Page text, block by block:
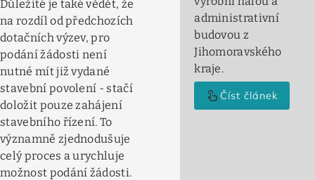
Důležité je také vědět, že
na rozdíl od předchozích
dotačních výzev, pro
podání žádosti není
nutné mít již vydané
stavební povolení - stačí
doložit pouze zahájení
stavebního řízení. To
významně zjednodušuje
celý proces a urychluje
možnost podání žádosti.
administrativní
budovou z
Jihomoravského
kraje.
touch_app Číst článek